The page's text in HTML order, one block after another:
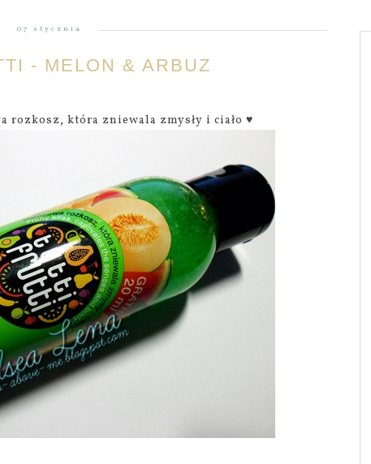
07 stycznia
- MELON & ARBUZ
rozkosz, która zniewala zmysły i ciało ♥